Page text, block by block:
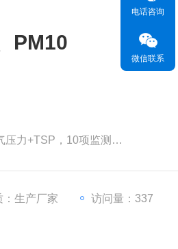
PM10
压力+TSP，10项监测
：生产厂家 访问量：337
电话咨询
微信联系